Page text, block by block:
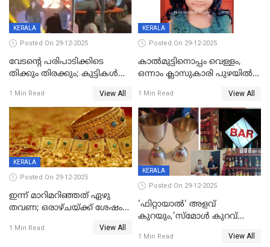
KERALA
Posted On 29-12-2025
വേടന്റെ പരിപാടിക്കിടെ
തിക്കും തിരക്കും; കുട്ടികള്‍
പരിക്ക്; പാളം മറികടന്ന
യുവാവ് ട്രെയിന്‍ തട്ടി മരിച്ചു
1 Min Read View All
KERALA
Posted On 29-12-2025
കാൽമുട്ടിനൊപ്പം വെള്ളം,
ഒന്നാം ക്ലാസുകാരി പുഴയിൽ
കുട്ടികൾക്കൊപ്പം
കളിക്കുന്നതിനിടെ
1 Min Read View All
KERALA
Posted On 29-12-2025
ഇന്ന് മാറിമറിഞ്ഞത് ഏഴു
തവണ; ഒരാഴ്ചയ്ക്ക് ശേഷം
1 Min Read View All
KERALA
Posted On 29-12-2025
'ഫിറ്റായാൽ' അളവ്
കുറയും,'സ്‌മോൾ കുറവ്
പിഴ
1 Min Read View All